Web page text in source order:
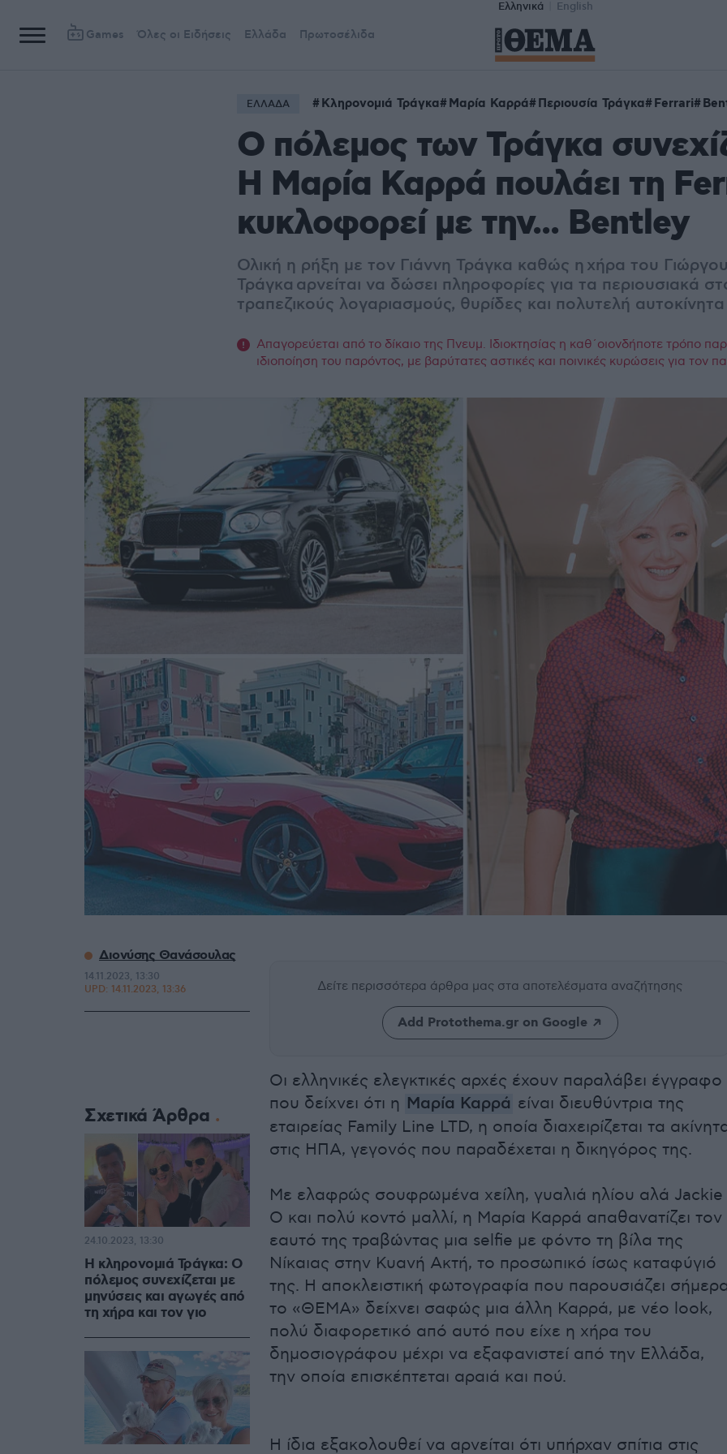
Ελληνικά English
Games Όλες οι Ειδήσεις Ελλάδα Πρωτοσέλιδα
ΕΛΛΑΔΑ Κληρονομιά Τράγκα Μαρία Καρρά Περιουσία Τράγκα Ferrari
Ο πόλεμος των Τράγκα
Η Μαρία Καρρά πουλάει τη
κυκλοφορεί με την... Bentley
Ολική η ρήξη με τον Γιάννη Τράγκα καθώς η χήρα του
Τράγκα αρνείται να δώσει πληροφορίες για τα περιουσιακά
τραπεζικούς λογαριασμούς, θυρίδες και πολυτελή αυτοκίνητα
Απαγορεύεται από το δίκαιο της Πνευμ. Ιδιοκτησίας η καθ΄οιονδήποτε τρόπο
ιδιοποίηση του παρόντος, με βαρύτατες αστικές και ποινικές κυρώσεις για τον
Δείτε περισσότερα άρθρα μας στα αποτελέσματα αναζήτησης
Add Protothema.gr on Google
Οι ελληνικές ελεγκτικές αρχές έχουν παραλάβει έγγραφο
που δείχνει ότι η Μαρία Καρρά είναι διευθύντρια της
εταιρείας Family Line LTD, η οποία διαχειρίζεται τα
στις ΗΠΑ, γεγονός που παραδέχεται η δικηγόρος της.
Με ελαφρώς σουφρωμένα χείλη, γυαλιά ηλίου αλά Jackie
O και πολύ κοντό μαλλί, η Μαρία Καρρά απαθανατίζει τον
εαυτό της τραβώντας μια selfie με φόντο τη βίλα της
Νίκαιας στην Κυανή Ακτή, το προσωπικό ίσως καταφύγιό
της. Η αποκλειστική φωτογραφία που παρουσιάζει
το «ΘΕΜΑ» δείχνει σαφώς μια άλλη Καρρά, με νέο look,
πολύ διαφορετικό από αυτό που είχε η χήρα του
δημοσιογράφου μέχρι να εξαφανιστεί από την Ελλάδα,
την οποία επισκέπτεται αραιά και πού.
Η ίδια εξακολουθεί να αρνείται ότι υπήρχαν σπίτια στις
Διονύσης Θανάσουλας
14.11.2023, 13:30
UPD: 14.11.2023, 13:36
Σχετικά Άρθρα
Η κληρονομιά Τράγκα: Ο
πόλεμος συνεχίζεται με
μηνύσεις και αγωγές από
τη χήρα και τον γιο
24.10.2023, 13:30